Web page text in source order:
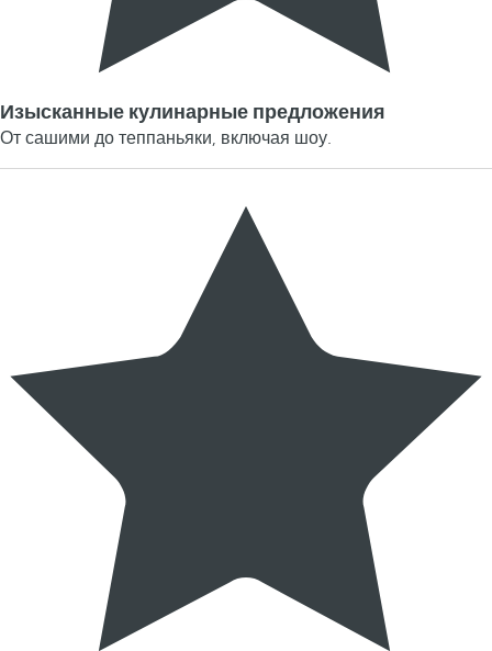
Изысканные кулинарные предложения
От сашими до теппаньяки, включая шоу.